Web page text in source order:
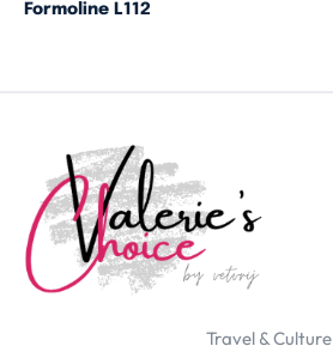
Formoline L112
Travel & Culture